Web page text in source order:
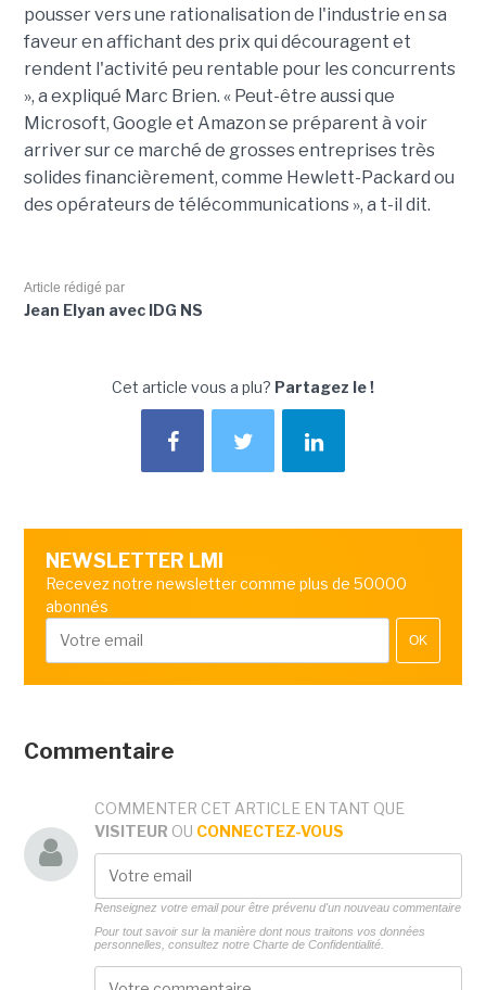
pousser vers une rationalisation de l'industrie en sa
faveur en affichant des prix qui découragent et
rendent l'activité peu rentable pour les concurrents
», a expliqué Marc Brien. « Peut-être aussi que
Microsoft, Google et Amazon se préparent à voir
arriver sur ce marché de grosses entreprises très
solides financièrement, comme Hewlett-Packard ou
des opérateurs de télécommunications », a t-il dit.
Article rédigé par
Jean Elyan avec IDG NS
Cet article vous a plu? Partagez le !
NEWSLETTER LMI
Recevez notre newsletter comme plus de 50000
abonnés
OK
Commentaire
COMMENTER CET ARTICLE EN TANT QUE
VISITEUR OU CONNECTEZ-VOUS
Renseignez votre email pour être prévenu d'un nouveau commentaire
Pour tout savoir sur la manière dont nous traitons vos données
personnelles, consultez notre Charte de Confidentialité.